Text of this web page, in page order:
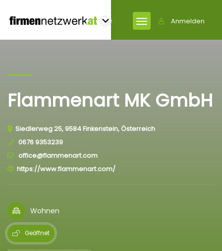
Anmelden
Flammenart MK GmbH
Siedlerweg 25, 9584 Finkenstein, Österreich
0676 9353239
office@flammenart.com
https://www.flammenart.com/
Wohnen
Geöffnet